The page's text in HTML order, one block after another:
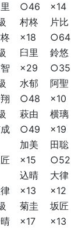
○46 ×14
村柊 片比
×18 ○64
臼里 鈴悠
×29 ○35
水郁 阿聖
○48 ×10
萩由 横璃
○49 ×19
加美 田聡
×15 ○52
込晴 大律
×13 ×12
菊圭 坂匠
×17 ×13